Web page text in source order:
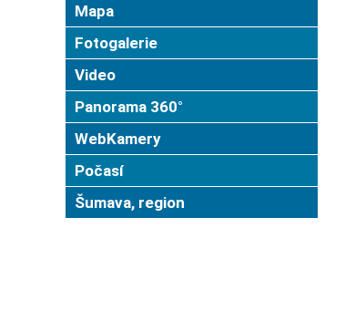
Mapa
Fotogalerie
Video
Panorama 360°
WebKamery
Počasí
Šumava, region